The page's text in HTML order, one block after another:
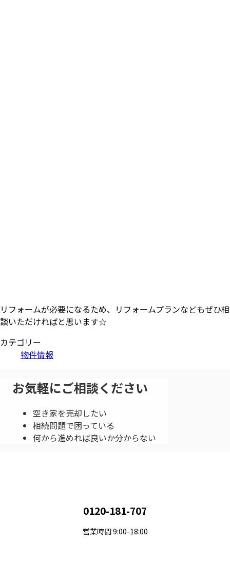
リフォームが必要になるため、リフォームプランなどもぜひ相
談いただければと思います☆
カテゴリー
物件情報
お気軽にご相談ください
空き家を売却したい
相続問題で困っている
何から進めれば良いか分からない
0120-181-707
営業時間 9:00-18:00